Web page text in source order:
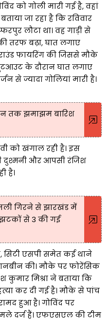
को गोली मारी गई है, वहां
जा रहा है कि रविवार
लौटा था। वह गाड़ी से
तरफ बढ़ा, घात लगाए
फायरिंग की जिससे मौके
के दौरान घात लगाए
से ज्यादा गोलियां मारी है।
तक झमाझम बारिश
को खंगाल रही है। इस
दुश्मनी और आपसी रंजिश
है।
गिरने से झारखंड में
झटकों से 3 की गई
एसपी समेत कई थाने
की। मौके पर फोरेंसिक
कुमार मिश्रा ने बताया कि
कर दी गई है। मौके से पांच
हुआ है। गोविंद पर
दर्ज हैं। एफएसएल की टीम